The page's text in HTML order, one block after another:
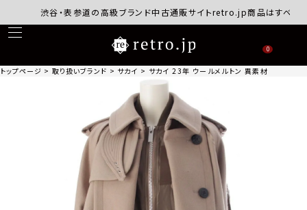
渋谷・表参道の高級ブランド中古通販サイトretro.jp商品はすべて正規
0
トップページ 取り扱いブランド サカイ サカイ 23年 ウールメルトン 異素材ドッキン